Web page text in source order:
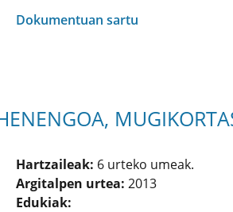
Dokumentuan sartu
Hartzaileak: 6 urteko umeak.
Argitalpen urtea:2013
Edukiak: